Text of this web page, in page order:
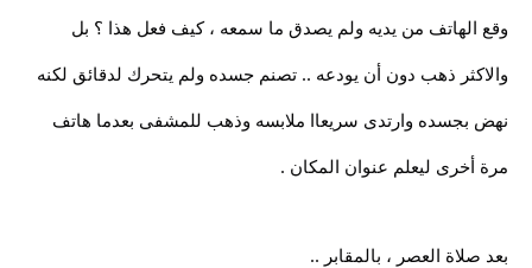
وقع الهاتف من يديه ولم يصدق ما سمعه ، كيف فعل هذا ؟ بل
والاكثر ذهب دون أن يودعه .. تصنم جسده ولم يتحرك لدقائق لكنه
نهض بجسده وارتدى سريعاا ملابسه وذهب للمشفى بعدما هاتف
مرة أخرى ليعلم عنوان المكان .
بعد صلاة العصر ، بالمقابر ..